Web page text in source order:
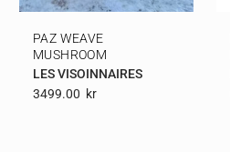
PAZ WEAVE
MUSHROOM
LES VISOINNAIRES
3499.00 Kr